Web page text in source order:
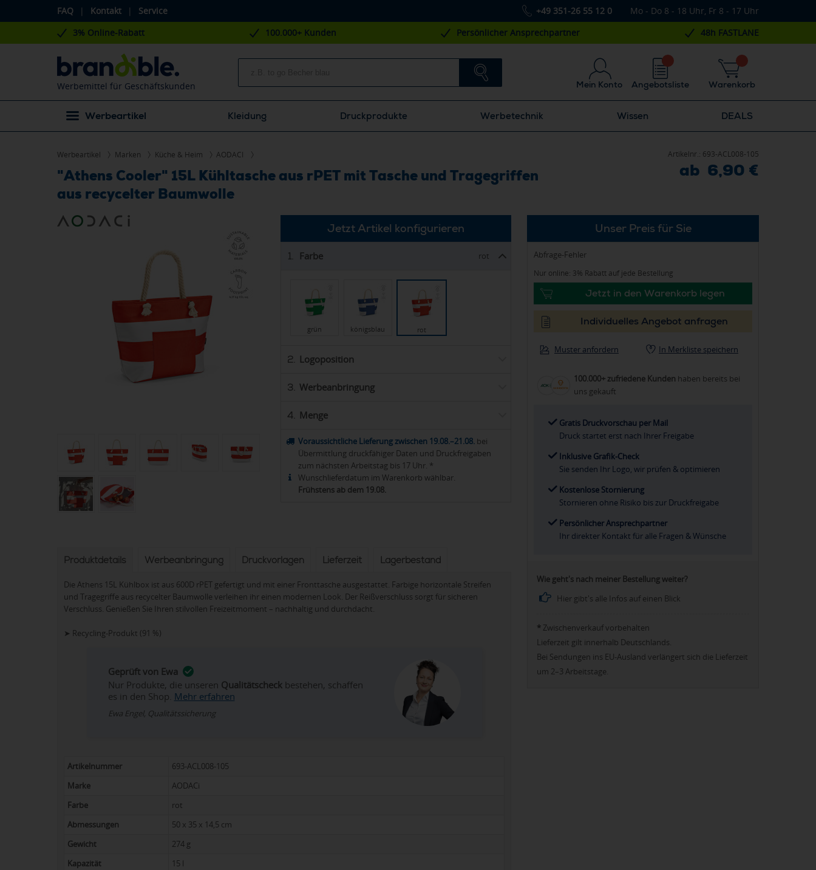
FAQ | Kontakt | Service +49 351-26 55 12 0 Mo - Do 8 - 18 Uhr, Fr 8 - 17 Uhr
3% Online-Rabatt 100.000+ Kunden Persönlicher Ansprechpartner 48h FASTLANE
Werbemittel für Geschäftskunden Mein Konto Warenkorb
Angebotsliste
Werbeartikel Kleidung Druckprodukte Werbetechnik Wissen DEALS
Werbeartikel Marken Küche & Heim AODACI
"Athens Cooler" 15L Kühltasche aus rPET mit Tasche und Tragegriffen
aus recycelter Baumwolle
Artikelnr.: 693-ACL008-105
ab 6,90 €
Jetzt Artikel konfigurieren
1. Farbe rot
grün königsblau rot
2. Logoposition
3. Werbeanbringung
4. Menge
Voraussichtliche Lieferung zwischen 19.08.–21.08. bei
Übermittlung druckfähiger Daten und Druckfreigaben
zum nächsten Arbeitstag bis 17 Uhr. *
Wunschlieferdatum im Warenkorb wählbar.
Frühstens ab dem 19.08.
Produktdetails Werbeanbringung Druckvorlagen Lieferzeit Lagerbestand
Die Athens 15L Kühlbox ist aus 600D rPET gefertigt und mit einer Fronttasche ausgestattet. Farbige horizontale Streifen
und Tragegriffe aus recycelter Baumwolle verleihen ihr einen modernen Look. Der Reißverschluss sorgt für sicheren
Verschluss. Genießen Sie Ihren stilvollen Freizeitmoment – nachhaltig und durchdacht.
➤ Recycling-Produkt (91 %)
Geprüft von Ewa
Nur Produkte, die unseren Qualitätscheck bestehen, schaffen
es in den Shop. Mehr erfahren
Ewa Engel, Qualitätssicherung
Artikelnummer
693-ACL008-105
Marke
AODACi
Farbe
rot
Abmessungen
50 x 35 x 14,5 cm
Gewicht
274 g
Kapazität
15 l
Unser Preis für Sie
Abfrage-Fehler
Nur online: 3% Rabatt auf jede Bestellung
Jetzt in den Warenkorb legen
Individuelles Angebot anfragen
Muster anfordern In Merkliste speichern
100.000+ zufriedene Kunden haben bereits bei
uns gekauft
Gratis Druckvorschau per Mail
Druck startet erst nach Ihrer Freigabe
Inklusive Grafik-Check
Sie senden Ihr Logo, wir prüfen & optimieren
Kostenlose Stornierung
Stornieren ohne Risiko bis zur Druckfreigabe
Persönlicher Ansprechpartner
Ihr direkter Kontakt für alle Fragen & Wünsche
Wie geht's nach meiner Bestellung weiter?
Hier gibt's alle Infos auf einen Blick
* Zwischenverkauf vorbehalten
Lieferzeit gilt innerhalb Deutschlands.
Bei Sendungen ins EU-Ausland verlängert sich die Lieferzeit
um 2–3 Arbeitstage.